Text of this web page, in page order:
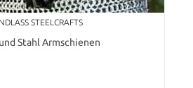
STEELCRAFTS
Stahl Armschienen